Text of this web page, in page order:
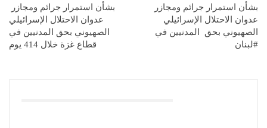
بشأن استمرار جرائم ومجازر
عدوان الاحتلال الإسرائيلي
الصهيوني بحق المدنيين في
#لبنان
بشأن استمرار جرائم ومجازر
عدوان الاحتلال الإسرائيلي
الصهيوني بحق المدنيين في
قطاع غزة خلال 414 يوم